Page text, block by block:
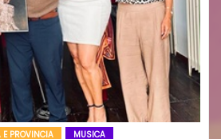
E PROVINCIA MUSICA